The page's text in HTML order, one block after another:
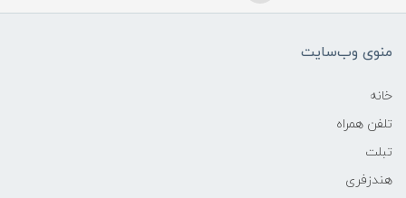
منوی وب‌سایت
خانه
تلفن همراه
تبلت
هندزفری